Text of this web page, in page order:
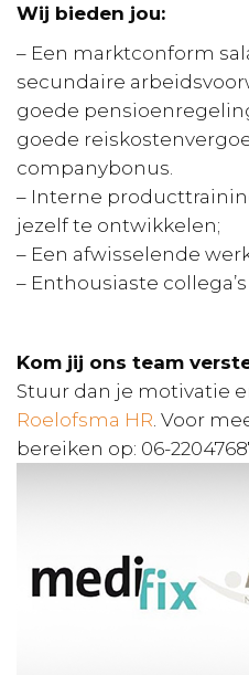
Wij bieden jou:
– Een marktconform
secundaire
goede
goede
companybonus.
– Interne
jezelf te ontwikkelen;
– Een afwisselende
– Enthousiaste
Kom jij ons team
Stuur dan je motivatie
Roelofsma HR . Voor
bereiken op: 06-